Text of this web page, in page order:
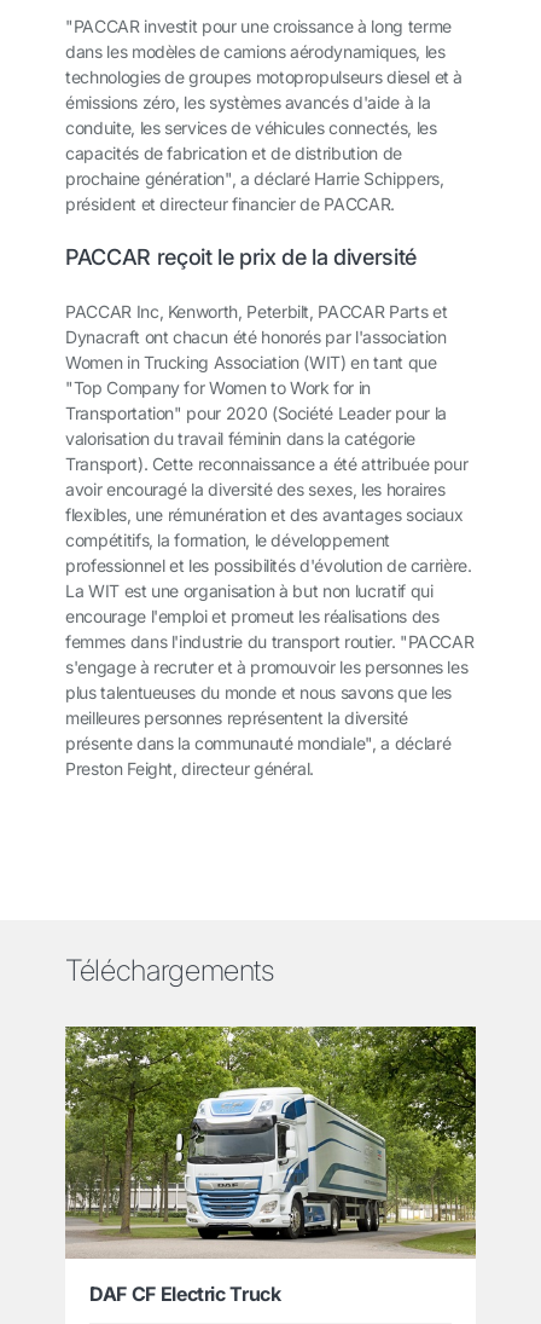
"PACCAR investit pour une croissance à long terme
dans les modèles de camions aérodynamiques, les
technologies de groupes motopropulseurs diesel et à
émissions zéro, les systèmes avancés d'aide à la
conduite, les services de véhicules connectés, les
capacités de fabrication et de distribution de
prochaine génération", a déclaré Harrie Schippers,
président et directeur financier de PACCAR.
PACCAR reçoit le prix de la diversité
PACCAR Inc, Kenworth, Peterbilt, PACCAR Parts et
Dynacraft ont chacun été honorés par l'association
Women in Trucking Association (WIT) en tant que
"Top Company for Women to Work for in
Transportation" pour 2020 (Société Leader pour la
valorisation du travail féminin dans la catégorie
Transport). Cette reconnaissance a été attribuée pour
avoir encouragé la diversité des sexes, les horaires
flexibles, une rémunération et des avantages sociaux
compétitifs, la formation, le développement
professionnel et les possibilités d'évolution de carrière.
La WIT est une organisation à but non lucratif qui
encourage l'emploi et promeut les réalisations des
femmes dans l'industrie du transport routier. "PACCAR
s'engage à recruter et à promouvoir les personnes les
plus talentueuses du monde et nous savons que les
meilleures personnes représentent la diversité
présente dans la communauté mondiale", a déclaré
Preston Feight, directeur général.
Téléchargements
DAF CF Electric Truck